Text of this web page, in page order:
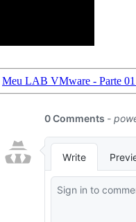
Meu LAB VMware - Parte 01